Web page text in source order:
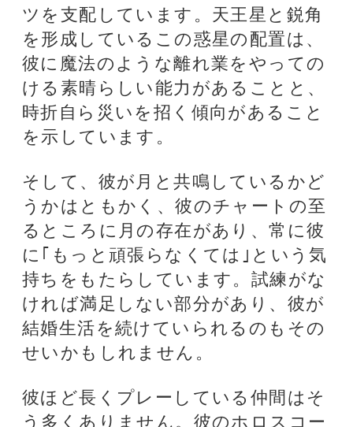
いかがでしたか？
ベッカムのプレーや、世界中に熱狂
的なファンを持っていることなどを
思い浮かべると、的中しているよう
な気も！？
今後の活躍も期待されますね♪
◆ジョナサン・ケイナー プロフィ
ール
世界中に約2000万人のファンを有す
る、西洋占星術の第一人者。
星術では世界一の教育機関と評され
ているFaculty of Astrological Studies